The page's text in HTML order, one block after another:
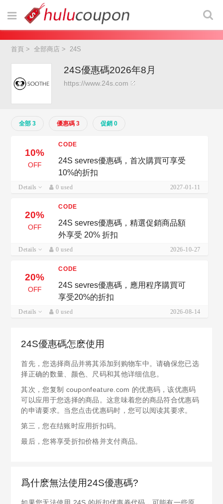
首頁 >全部商店 >24S
24S優惠碼2026年8月
https://www.24s.com
全部 3 優惠碼 3 促銷 0
10%
OFF
CODE
24S sevres優惠碼，首次購買可享受
10%的折扣
Details 0 used 2027-01-11
20%
OFF
CODE
24S sevres優惠碼，精選促銷商品額
外享受 20% 折扣
Details 0 used 2026-10-27
20%
OFF
CODE
24S sevres優惠碼，應用程序購買可
享受20%的折扣
Details 0 used 2026-08-14
24S優惠碼怎麽使用
首先，您选择商品并将其添加到购物车中。请确保您已选
择正确的数量、颜色、尺码和其他详细信息。
其次，您复制 couponfeature.com 的优惠码，该优惠码
可以应用于您选择的商品。这意味着您的商品符合优惠码
的申请要求。当您点击优惠码时，您可以阅读其要求。
第三，您在结账时应用折扣码。
最后，您将享受折扣价格并支付商品。
爲什麽無法使用24S優惠碼?